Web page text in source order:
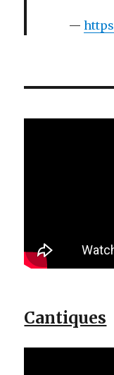
Cantiques